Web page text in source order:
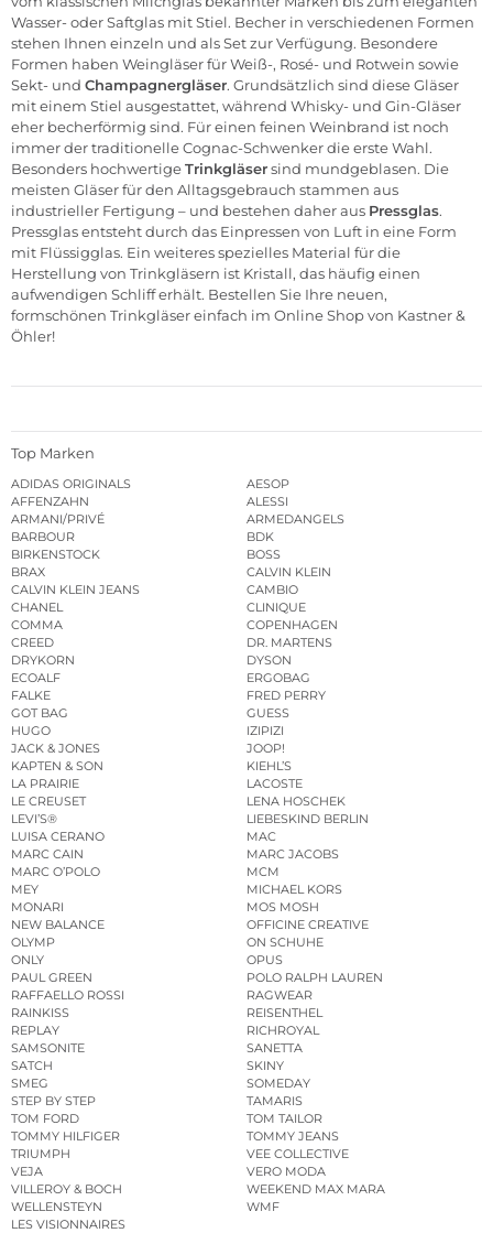
Wasser- oder Saftglas mit Stiel. Becher in verschiedenen Formen
stehen Ihnen einzeln und als Set zur Verfügung. Besondere
Formen haben Weingläser für Weiß-, Rosé- und Rotwein sowie
Sekt- und Champagnergläser. Grundsätzlich sind diese Gläser
mit einem Stiel ausgestattet, während Whisky- und Gin-Gläser
eher becherförmig sind. Für einen feinen Weinbrand ist noch
immer der traditionelle Cognac-Schwenker die erste Wahl.
Besonders hochwertigeTrinkgläsersind mundgeblasen. Die
meisten Gläser für den Alltagsgebrauch stammen aus
industrieller Fertigung – und bestehen daher aus Pressglas.
Pressglas entsteht durch das Einpressen von Luft in eine Form
mit Flüssigglas. Ein weiteres spezielles Material für die
Herstellung von Trinkgläsern ist Kristall, das häufig einen
aufwendigen Schliff erhält. Bestellen Sie Ihre neuen,
formschönen Trinkgläser einfach im Online Shop von Kastner &
Öhler!
Top Marken
ADIDAS ORIGINALS
AESOP
AFFENZAHN
ALESSI
ARMANI/PRIVÉ
ARMEDANGELS
BARBOUR
BDK
BIRKENSTOCK
BOSS
BRAX
CALVIN KLEIN
CALVIN KLEIN JEANS
CAMBIO
CHANEL
CLINIQUE
COMMA
COPENHAGEN
CREED
DR. MARTENS
DRYKORN
DYSON
ECOALF
ERGOBAG
FALKE
FRED PERRY
GOT BAG
GUESS
HUGO
IZIPIZI
JACK & JONES
JOOP!
KAPTEN & SON
KIEHL’S
LA PRAIRIE
LACOSTE
LE CREUSET
LENA HOSCHEK
LEVI’S®
LIEBESKIND BERLIN
LUISA CERANO
MAC
MARC CAIN
MARC JACOBS
MARC O’POLO
MCM
MEY
MICHAEL KORS
MONARI
MOS MOSH
NEW BALANCE
OFFICINE CREATIVE
OLYMP
ON SCHUHE
ONLY
OPUS
PAUL GREEN
POLO RALPH LAUREN
RAFFAELLO ROSSI
RAGWEAR
RAINKISS
REISENTHEL
REPLAY
RICHROYAL
SAMSONITE
SANETTA
SATCH
SKINY
SMEG
SOMEDAY
STEP BY STEP
TAMARIS
TOM FORD
TOM TAILOR
TOMMY HILFIGER
TOMMY JEANS
TRIUMPH
VEE COLLECTIVE
VEJA
VERO MODA
VILLEROY & BOCH
WEEKEND MAX MARA
WELLENSTEYN
WMF
LES VISIONNAIRES